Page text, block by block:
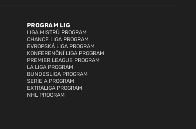
PROGRAM LIG
LIGA MISTRŮ PROGRAM
CHANCE LIGA PROGRAM
EVROPSKÁ LIGA PROGRAM
KONFERENČNÍ LIGA PROGRAM
PREMIER LEAGUE PROGRAM
LA LIGA PROGRAM
BUNDESLIGA PROGRAM
SERIE A PROGRAM
EXTRALIGA PROGRAM
NHL PROGRAM